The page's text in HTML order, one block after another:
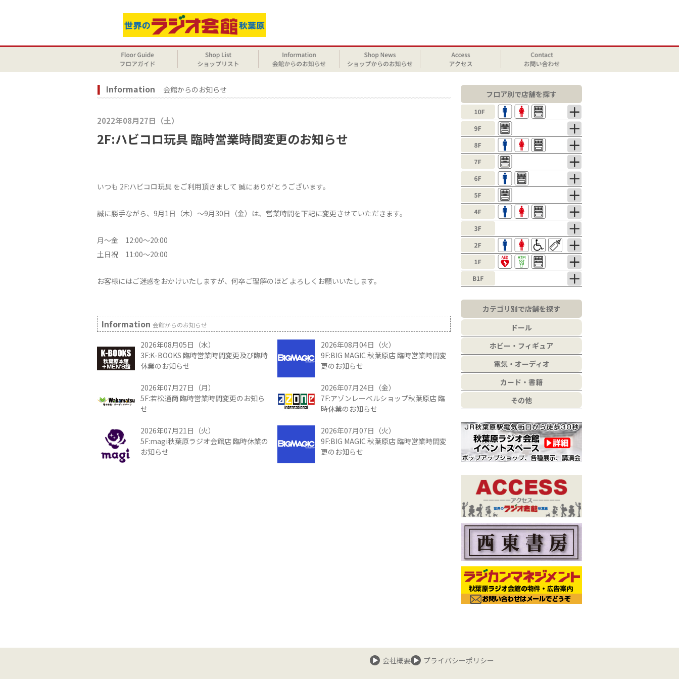
Information 会館からのお知らせ
2022年08月27日（土）
2F:ハビコロ玩具 臨時営業時間変更のお知らせ
いつも 2F:ハビコロ玩具 をご利用頂きまして 誠にありがとうございます。
誠に勝手ながら、9月1日（木）～9月30日（金）は、営業時間を下記に変更させていただきます。
月～金 12:00～20:00
土日祝 11:00～20:00
お客様にはご迷惑をおかけいたしますが、何卒ご理解のほど よろしくお願いいたします。
Information 会館からのお知らせ
2026年08月05日（水）
3F:K-BOOKS 臨時営業時間変更及び臨時
休業のお知らせ
2026年08月04日（火）
9F:BIG MAGIC 秋葉原店 臨時営業時間変
更のお知らせ
2026年07月27日（月）
5F:若松通商 臨時営業時間変更のお知ら
せ
2026年07月24日（金）
7F:アゾンレーベルショップ秋葉原店 臨
時休業のお知らせ
2026年07月21日（火）
5F:magi秋葉原ラジオ会館店 臨時休業の
お知らせ
2026年07月07日（火）
9F:BIG MAGIC 秋葉原店 臨時営業時間変
更のお知らせ
フロア別で店舗を探す
カテゴリ別で店舗を探す
ドール
ホビー・フィギュア
電気・オーディオ
カード・書籍
その他
会社概要 プライバシーポリシー